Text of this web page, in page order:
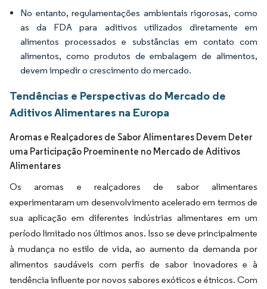
No entanto, regulamentações ambientais rigorosas, como
as da FDA para aditivos utilizados diretamente em
alimentos processados e substâncias em contato com
alimentos, como produtos de embalagem de alimentos,
devem impedir o crescimento do mercado.
Tendências e Perspectivas do Mercado de
Aditivos Alimentares na Europa
Aromas e Realçadores de Sabor Alimentares Devem Deter
uma Participação Proeminente no Mercado de Aditivos
Alimentares
Os aromas e realçadores de sabor alimentares
experimentaram um desenvolvimento acelerado em termos de
sua aplicação em diferentes indústrias alimentares em um
período limitado nos últimos anos. Isso se deve principalmente
à mudança no estilo de vida, ao aumento da demanda por
alimentos saudáveis com perfis de sabor inovadores e à
tendência influente por novos sabores exóticos e étnicos. Com